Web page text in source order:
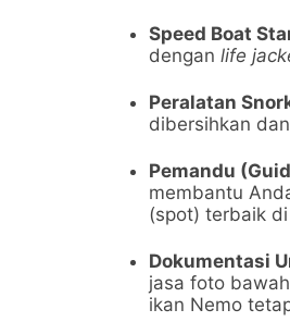
Speed Boat
dengan life
Peralatan
dibersihkan
Pemandu
membantu
(spot) terbaik
Dokumentasi
jasa foto
ikan Nemo